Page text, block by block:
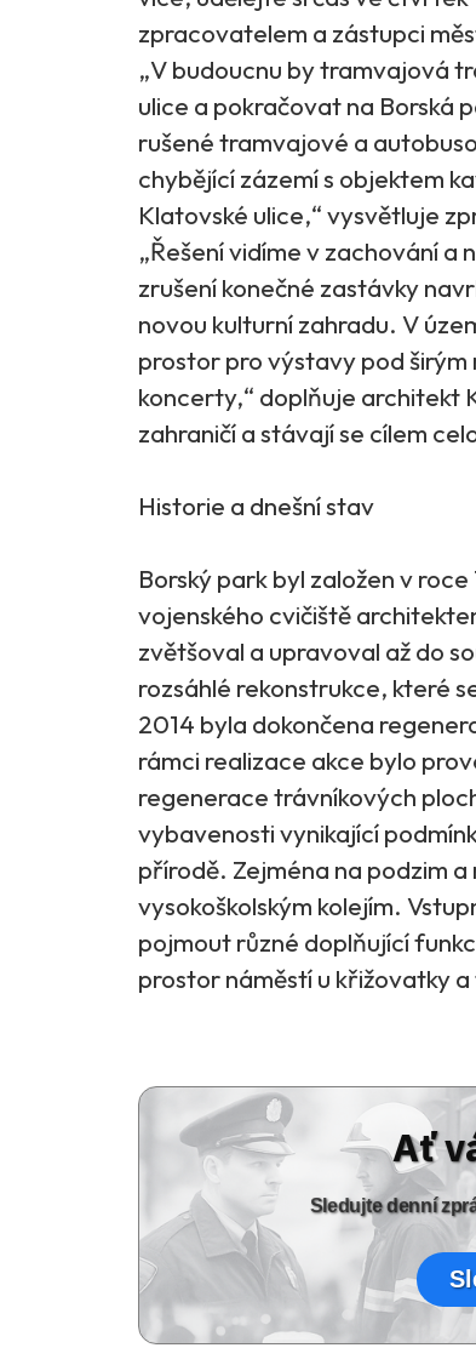
zpracovatelem a zástupci
„V budoucnu by tramvajová
ulice a pokračovat na Borská
rušené tramvajové a
chybějící zázemí s objektem
Klatovské ulice,“ vysvětluje
„Řešení vidíme v zachování a
zrušení konečné zastávky
novou kulturní zahradu. V
prostor pro výstavy pod
koncerty,“ doplňuje architekt
zahraničí a stávají se cílem
Historie a dnešní stav
Borský park byl založen v
vojenského cvičiště
zvětšoval a upravoval až do
rozsáhlé rekonstrukce, které
2014 byla dokončena
rámci realizace akce bylo
regenerace trávníkových
vybavenosti vynikající
přírodě. Zejména na podzim
vysokoškolským kolejím.
pojmout různé doplňující
prostor náměstí u křižovatky
Ať
Sledujte denní